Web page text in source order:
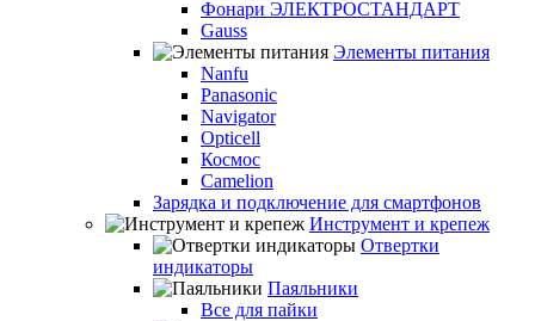
Фонари ЭЛЕКТРОСТАНДАРТ
Gauss
Элементы питания
Nanfu
Panasonic
Navigator
Opticell
Космос
Camelion
Зарядка и подключение для смартфонов
Инструмент и крепеж
Отвертки
индикаторы
Паяльники
Все для пайки